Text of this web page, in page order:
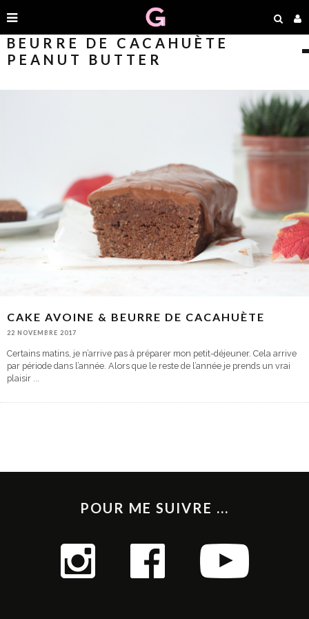
BEURRE DE CACAHUÈTE
PEANUT BUTTER
CAKE AVOINE & BEURRE DE CACAHUÈTE
22 NOVEMBRE 2017
Certains matins, je n’arrive pas à préparer mon petit-déjeuner. Cela arrive
par période dans l’année. Alors que le reste de l’année je prends un vrai
plaisir
POUR ME SUIVRE ...